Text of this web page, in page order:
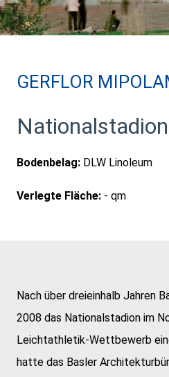
GERFLOR
Bodenbelag: DLW Linoleum
Verlegte Fläche: - qm
Nach über dreieinhalb Jahren
2008 das Nationalstadion im
Leichtathletik-Wettbewerb
hatte das Basler